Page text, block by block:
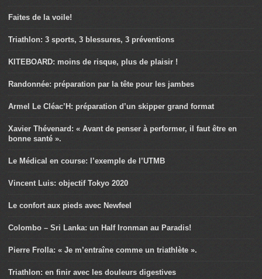
Faites de la voile!
Triathlon: 3 sports, 3 blessures, 3 préventions
KITEBOARD: moins de risque, plus de plaisir !
Randonnée: préparation par la tête pour les jambes
Armel Le Cléac’H: préparation d’un skipper grand format
Xavier Thévenard: « Avant de penser à performer, il faut être en
bonne santé ».
Le Médical en course: l’exemple de l’UTMB
Vincent Luis: objectif Tokyo 2020
Le confort aux pieds avec Newfeel
Colombo – Sri Lanka: un Half Ironman au Paradis!
Pierre Frolla: « Je m’entraîne comme un triathlète ».
Triathlon: en finir avec les douleurs digestives